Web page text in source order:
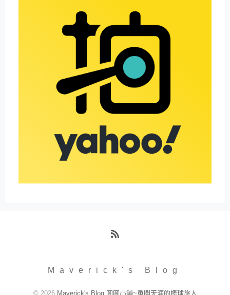
Maverick's Blog
© 2026 Maverick's Blog 圓圓小舖~勇闖天涯的棒球旅人